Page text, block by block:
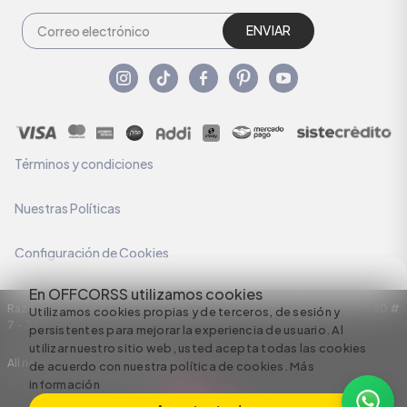
En OFFCORSS utilizamos cookies
Utilizamos cookies propias y de terceros, de sesión y
persistentes para mejorar la experiencia de usuario. Al
utilizar nuestro sitio web, usted acepta todas las cookies
de acuerdo con nuestra política de cookies. Más
información
ENVIAR
Términos y condiciones
Nuestras Políticas
Configuración de Cookies
Razón Social: C.I HERMECO S.A. NIT: 890924167-6 Dirección: Carrera 50 #
7 – 35
All rights reserved empowered by